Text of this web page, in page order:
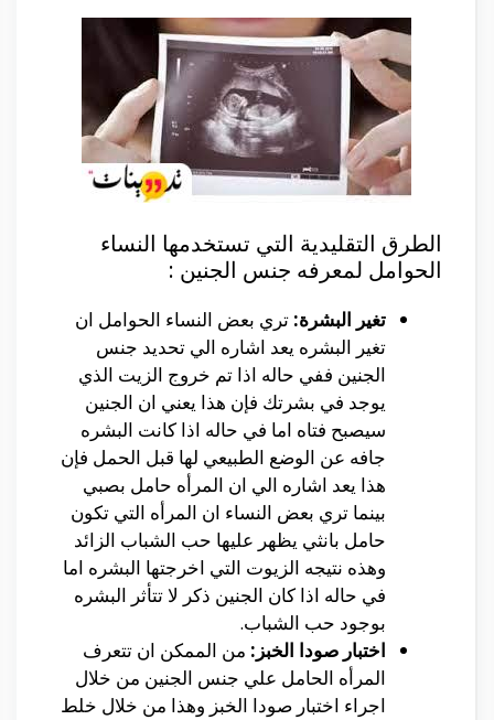
الطرق التقليدية التي تستخدمها النساء
الحوامل لمعرفه جنس الجنين :
تغير البشرة: تري بعض النساء الحوامل ان
تغير البشره يعد اشاره الي تحديد جنس
الجنين ففي حاله اذا تم خروج الزيت الذي
يوجد في بشرتك فإن هذا يعني ان الجنين
سيصبح فتاه اما في حاله اذا كانت البشره
جافه عن الوضع الطبيعي لها قبل الحمل فإن
هذا يعد اشاره الي ان المرأه حامل بصبي
بينما تري بعض النساء ان المرأه التي تكون
حامل بانثي يظهر عليها حب الشباب الزائد
وهذه نتيجه الزيوت التي اخرجتها البشره اما
في حاله اذا كان الجنين ذكر لا تتأثر البشره
بوجود حب الشباب.
اختبار صودا الخبز: من الممكن ان تتعرف
المرأه الحامل علي جنس الجنين من خلال
اجراء اختبار صودا الخبز وهذا من خلال خلط